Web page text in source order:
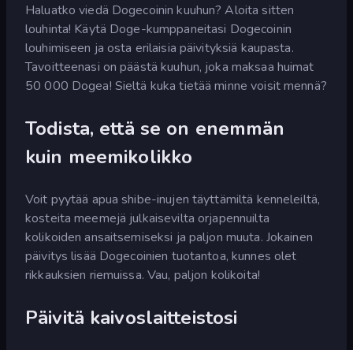
Haluatko viedä Dogecoinin kuuhun? Aloita sitten
louhinta! Käytä Doge-kumppaneitasi Dogecoinin
louhimiseen ja osta erilaisia päivityksiä kaupasta.
Tavoitteenasi on päästä kuuhun, joka maksaa huimat
50 000 Dogea! Sieltä kuka tietää minne voisit mennä?
Todista, että se on enemmän
kuin meemikolikko
Voit pyytää apua shibe-inujen täyttämiltä kenneleiltä,
kosteita meemejä julkaisevilta orjapennuilta
kolikoiden ansaitsemiseksi ja paljon muuta. Jokainen
päivitys lisää Dogecoinien tuotantoa, kunnes olet
rikkauksien riemuissa. Vau, paljon kolikoita!
Päivitä kaivoslaitteistosi